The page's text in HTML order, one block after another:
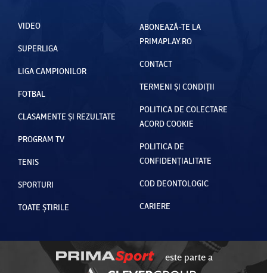
VIDEO
SUPERLIGA
LIGA CAMPIONILOR
FOTBAL
CLASAMENTE ȘI REZULTATE
PROGRAM TV
TENIS
SPORTURI
TOATE ȘTIRILE
ABONEAZĂ-TE LA
PRIMAPLAY.RO
CONTACT
TERMENI ȘI CONDIȚII
POLITICA DE COLECTARE
ACORD COOKIE
POLITICA DE
CONFIDENȚIALITATE
COD DEONTOLOGIC
CARIERE
este parte a